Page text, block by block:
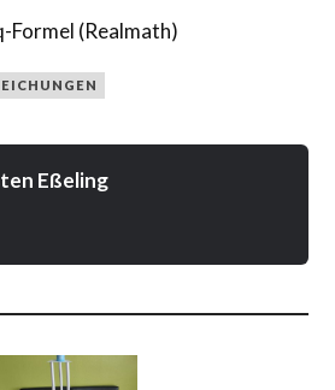
Formel (Realmath)
Eßeling